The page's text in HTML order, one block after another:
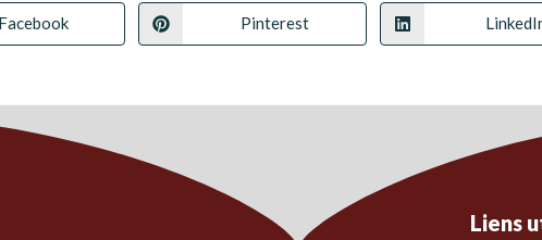
Facebook Pinterest
Liens